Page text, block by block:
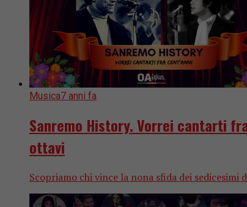
Musica7 anni fa
Sanremo History. Vorrei cantarti
ottavi
Scopriamo chi vince la nona sfida dei